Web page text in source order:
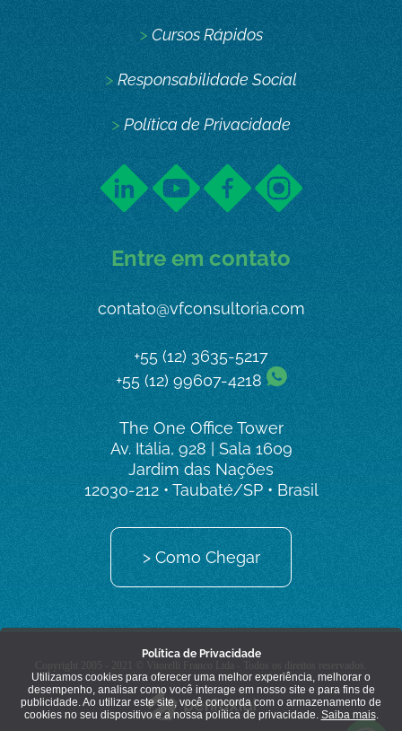
> Cursos Rápidos
> Responsabilidade Social
> Política de Privacidade
Entre em contato
contato@vfconsultoria.com
+55 (12) 3635-5217
+55 (12) 99607-4218
The One Office Tower
Av. Itália, 928 | Sala 1609
Jardim das Nações
12030-212 • Taubaté/SP • Brasil
> Como Chegar
Política de Privacidade
Utilizamos cookies para oferecer uma melhor experiência, melhorar o
desempenho, analisar como você interage em nosso site e para fins de
publicidade. Ao utilizar este site, você concorda com o armazenamento de
cookies no seu dispositivo e a nossa política de privacidade. Saiba mais.